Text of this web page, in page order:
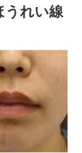
うれい線